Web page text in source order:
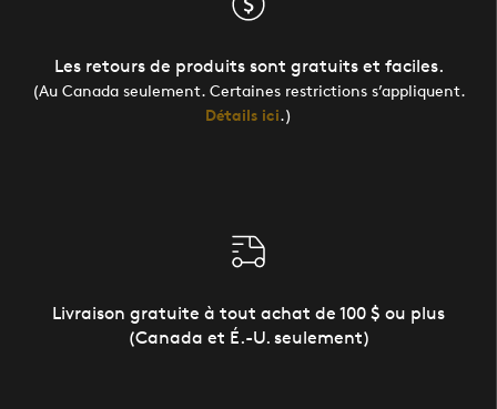
Les retours de produits sont gratuits et faciles.
(Au Canada seulement. Certaines restrictions s’appliquent.
Détails ici.)
Livraison gratuite à tout achat de 100 $ ou plus
(Canada et É.-U. seulement)